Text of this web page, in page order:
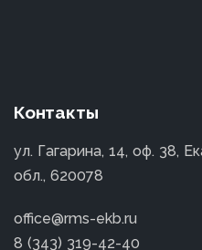
Контакты
ул. Гагарина, 14, оф. 38,
обл., 620078
office@rms-ekb.ru
8 (343) 319-42-40